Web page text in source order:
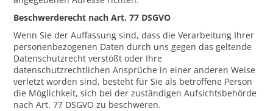
Beschwerderecht nach Art. 77 DSGVO
Wenn Sie der Auffassung sind, dass die Verarbeitung Ihrer
personenbezogenen Daten durch uns gegen das geltende
Datenschutzrecht verstößt oder Ihre
datenschutzrechtlichen Ansprüche in einer anderen Weise
verletzt worden sind, besteht für Sie als betroffene Person
die Möglichkeit, sich bei der zuständigen Aufsichtsbehörde
nach Art. 77 DSGVO zu beschweren.